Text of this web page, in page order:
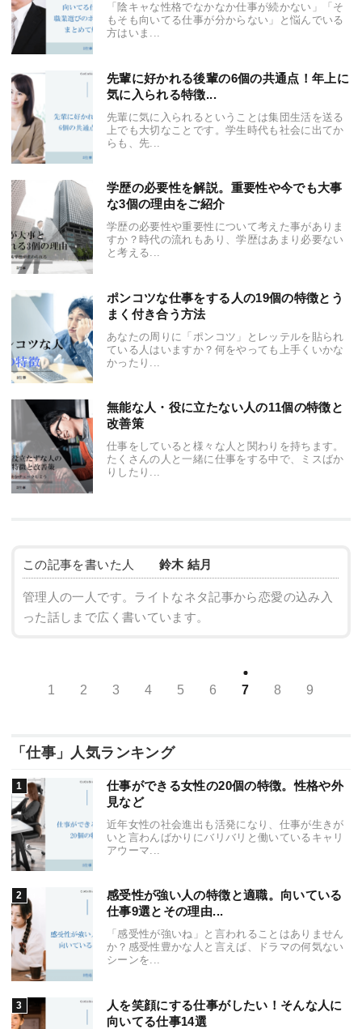
「陰キャな性格でなかなか仕事が続かない」「そ
もそも向いてる仕事が分からない」と悩んでいる
方はいま...
先輩に好かれる後輩の6個の共通点！年上に
気に入られる特徴...
先輩に気に入られるということは集団生活を送る
上でも大切なことです。学生時代も社会に出てか
らも、先...
学歴の必要性を解説。重要性や今でも大事
な3個の理由をご紹介
学歴の必要性や重要性について考えた事がありま
すか？時代の流れもあり、学歴はあまり必要ない
と考える...
ポンコツな仕事をする人の19個の特徴とう
まく付き合う方法
あなたの周りに「ポンコツ」とレッテルを貼られ
ている人はいますか？何をやっても上手くいかな
かったり...
無能な人・役に立たない人の11個の特徴と
改善策
仕事をしていると様々な人と関わりを持ちます。
たくさんの人と一緒に仕事をする中で、ミスばか
りしたり...
この記事を書いた人 鈴木 結月
管理人の一人です。ライトなネタ記事から恋愛の込み入
った話しまで広く書いています。
1 2 3 4 5 6 7 8 9
「仕事」人気ランキング
仕事ができる女性の20個の特徴。性格や外
見など
近年女性の社会進出も活発になり、仕事が生きが
いと言わんばかりにバリバリと働いているキャリ
アウーマ...
感受性が強い人の特徴と適職。向いている
仕事9選とその理由...
「感受性が強いね」と言われることはありません
か？感受性豊かな人と言えば、ドラマの何気ない
シーンを...
人を笑顔にする仕事がしたい！そんな人に
向いてる仕事14選